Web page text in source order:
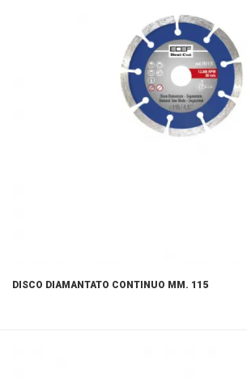
DISCO DIAMANTATO CONTINUO MM. 115